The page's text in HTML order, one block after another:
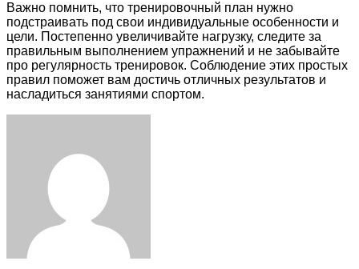
Важно помнить, что тренировочный план нужно
подстраивать под свои индивидуальные особенности и
цели. Постепенно увеличивайте нагрузку, следите за
правильным выполнением упражнений и не забывайте
про регулярность тренировок. Соблюдение этих простых
правил поможет вам достичь отличных результатов и
насладиться занятиями спортом.